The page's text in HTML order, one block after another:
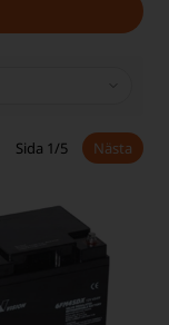
Sida 1/5 Nästa